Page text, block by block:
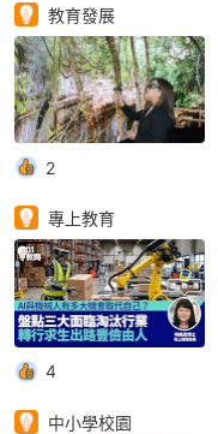
教育發展
2
專上教育
4
中小學校園